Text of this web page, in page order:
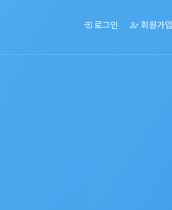
로그인 회원가입